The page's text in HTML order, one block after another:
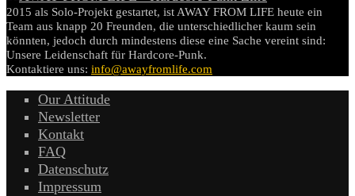
2015 als Solo-Projekt gestartet, ist AWAY FROM LIFE heute ein
Team aus knapp 20 Freunden, die unterschiedlicher kaum sein
könnten, jedoch durch mindestens diese eine Sache vereint sind:
Unsere Leidenschaft für Hardcore-Punk.
Kontaktiere uns: info@awayfromlife.com
Our Attitude
Newsletter
Kontakt
FAQ
Datenschutz
Impressum